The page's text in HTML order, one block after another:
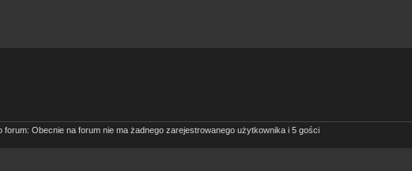
Obecnie na forum nie ma żadnego zarejestrowanego użytkownika i 5 gości